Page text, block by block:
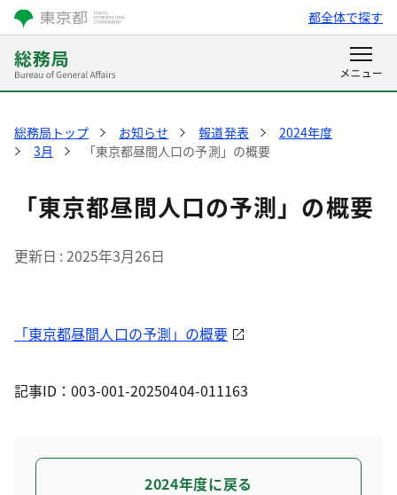
都全体で探す
総務局トップ お知らせ 報道発表
2024年度
3月
「東京都昼間人口の予測」の概要
「東京都昼間人口の予測」の概要
更新日 2025年3月26日
「東京都昼間人口の予測」の概要
記事ID：003-001-20250404-011163
2024年度に戻る